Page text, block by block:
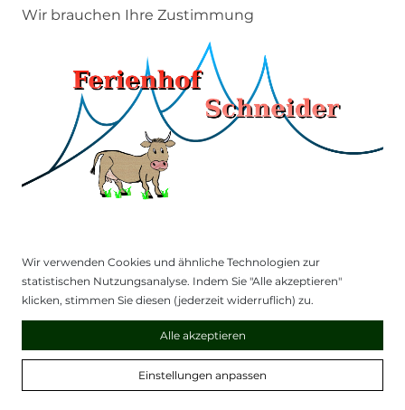
Allgäu- Walserpass
Alle Ferienwohnungen sind Allergikergerecht
Haustiere können wir leider nicht bei uns aufnehmen
Ferienwohnung Rotspitz
Ferienwohnung Rotspitz
Souterrain für 1-4 Personen
Wir brauchen Ihre Zustimmung
Wir verwenden Cookies und ähnliche Technologien zur
statistischen Nutzungsanalyse. Indem Sie "Alle akzeptieren"
klicken, stimmen Sie diesen (jederzeit widerruflich) zu.
Alle akzeptieren
Einstellungen anpassen